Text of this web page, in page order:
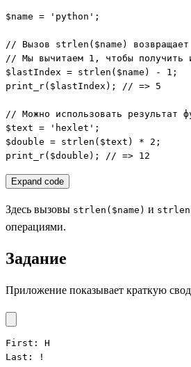
$name = 'python';
// Вызов strlen($name)
// Мы вычитаем 1, чтобы получить
$lastIndex = strlen($name) - 1;
print_r($lastIndex); // => 5
// Можно использовать результат
$text = 'hexlet';
$double = strlen($text) * 2;
print_r($double); // => 12
Expand code
Здесь вызовы strlen($name) и
операциями.
Задание
Приложение показывает краткую
First: H
Last: !